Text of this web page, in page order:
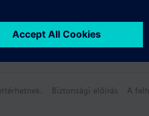
Biztonsági előírás A